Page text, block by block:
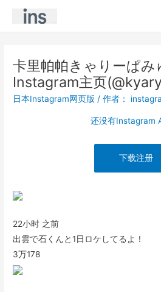
卡里帕帕きゃりーぱみ
Instagram主页
日本Instagram网页版 / 作者：
还没有Instagram
下载注册
22小时 之前
出雲で石くんと1日ロケしてるよ！
3万178